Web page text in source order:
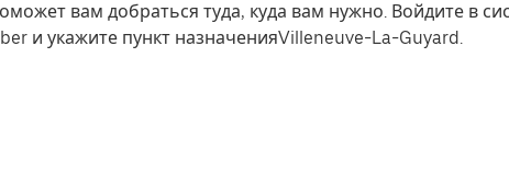
вам добраться туда, куда вам нужно. Войдите в
и укажите пункт назначенияVilleneuve-La-Guyard.